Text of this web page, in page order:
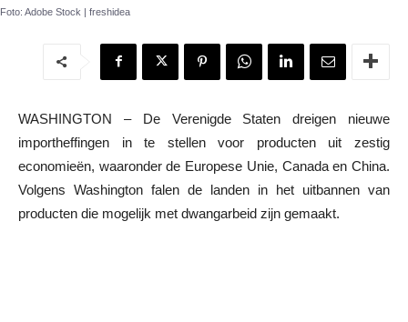
Foto: Adobe Stock | freshidea
WASHINGTON – De Verenigde Staten dreigen nieuwe
importheffingen in te stellen voor producten uit zestig
economieën, waaronder de Europese Unie, Canada en China.
Volgens Washington falen de landen in het uitbannen van
producten die mogelijk met dwangarbeid zijn gemaakt.